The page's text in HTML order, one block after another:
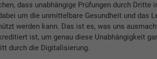
dass unabhängige Prüfungen durch Dritte
um die unmittelbare Gesundheit und das
werden kann. Das ist es, was uns
ist, um genau diese Unabhängigkeit
durch die Digitalisierung.